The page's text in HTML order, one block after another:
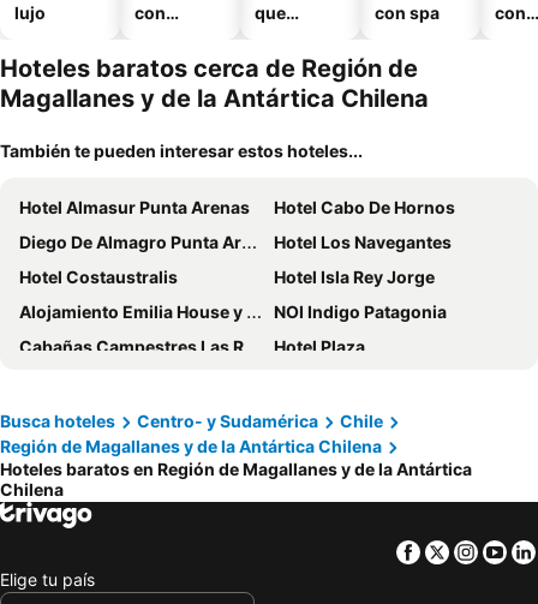
lujo
con
que
mascotas
con spa
con
Hoteles baratos cerca de Región de
Magallanes y de la Antártica Chilena
También te pueden interesar estos hoteles...
Hotel Almasur Punta Arenas
Hotel Cabo De Hornos
Diego De Almagro Punta Arenas
Hotel Los Navegantes
Hotel Costaustralis
Hotel Isla Rey Jorge
Alojamiento Emilia House y camping
NOI Indigo Patagonia
Cabañas Campestres Las Rosas
Hotel Plaza
Hosteria Pehoe
Río Serrano Hotel + Spa
Cabañas Ultima Esperanza
Hotel Mercurio
Hotel Glaciares
Hotel Lago Grey
Weskar Lodge
Hotel Chalet Chapital
La Casa Guesthouse
Busca hoteles Centro- y Sudamérica
Chile
Región de Magallanes y de la Antártica Chilena
Hoteles baratos en Región de Magallanes y de la Antártica
Chilena
Facebook
Twitter
Elige tu país